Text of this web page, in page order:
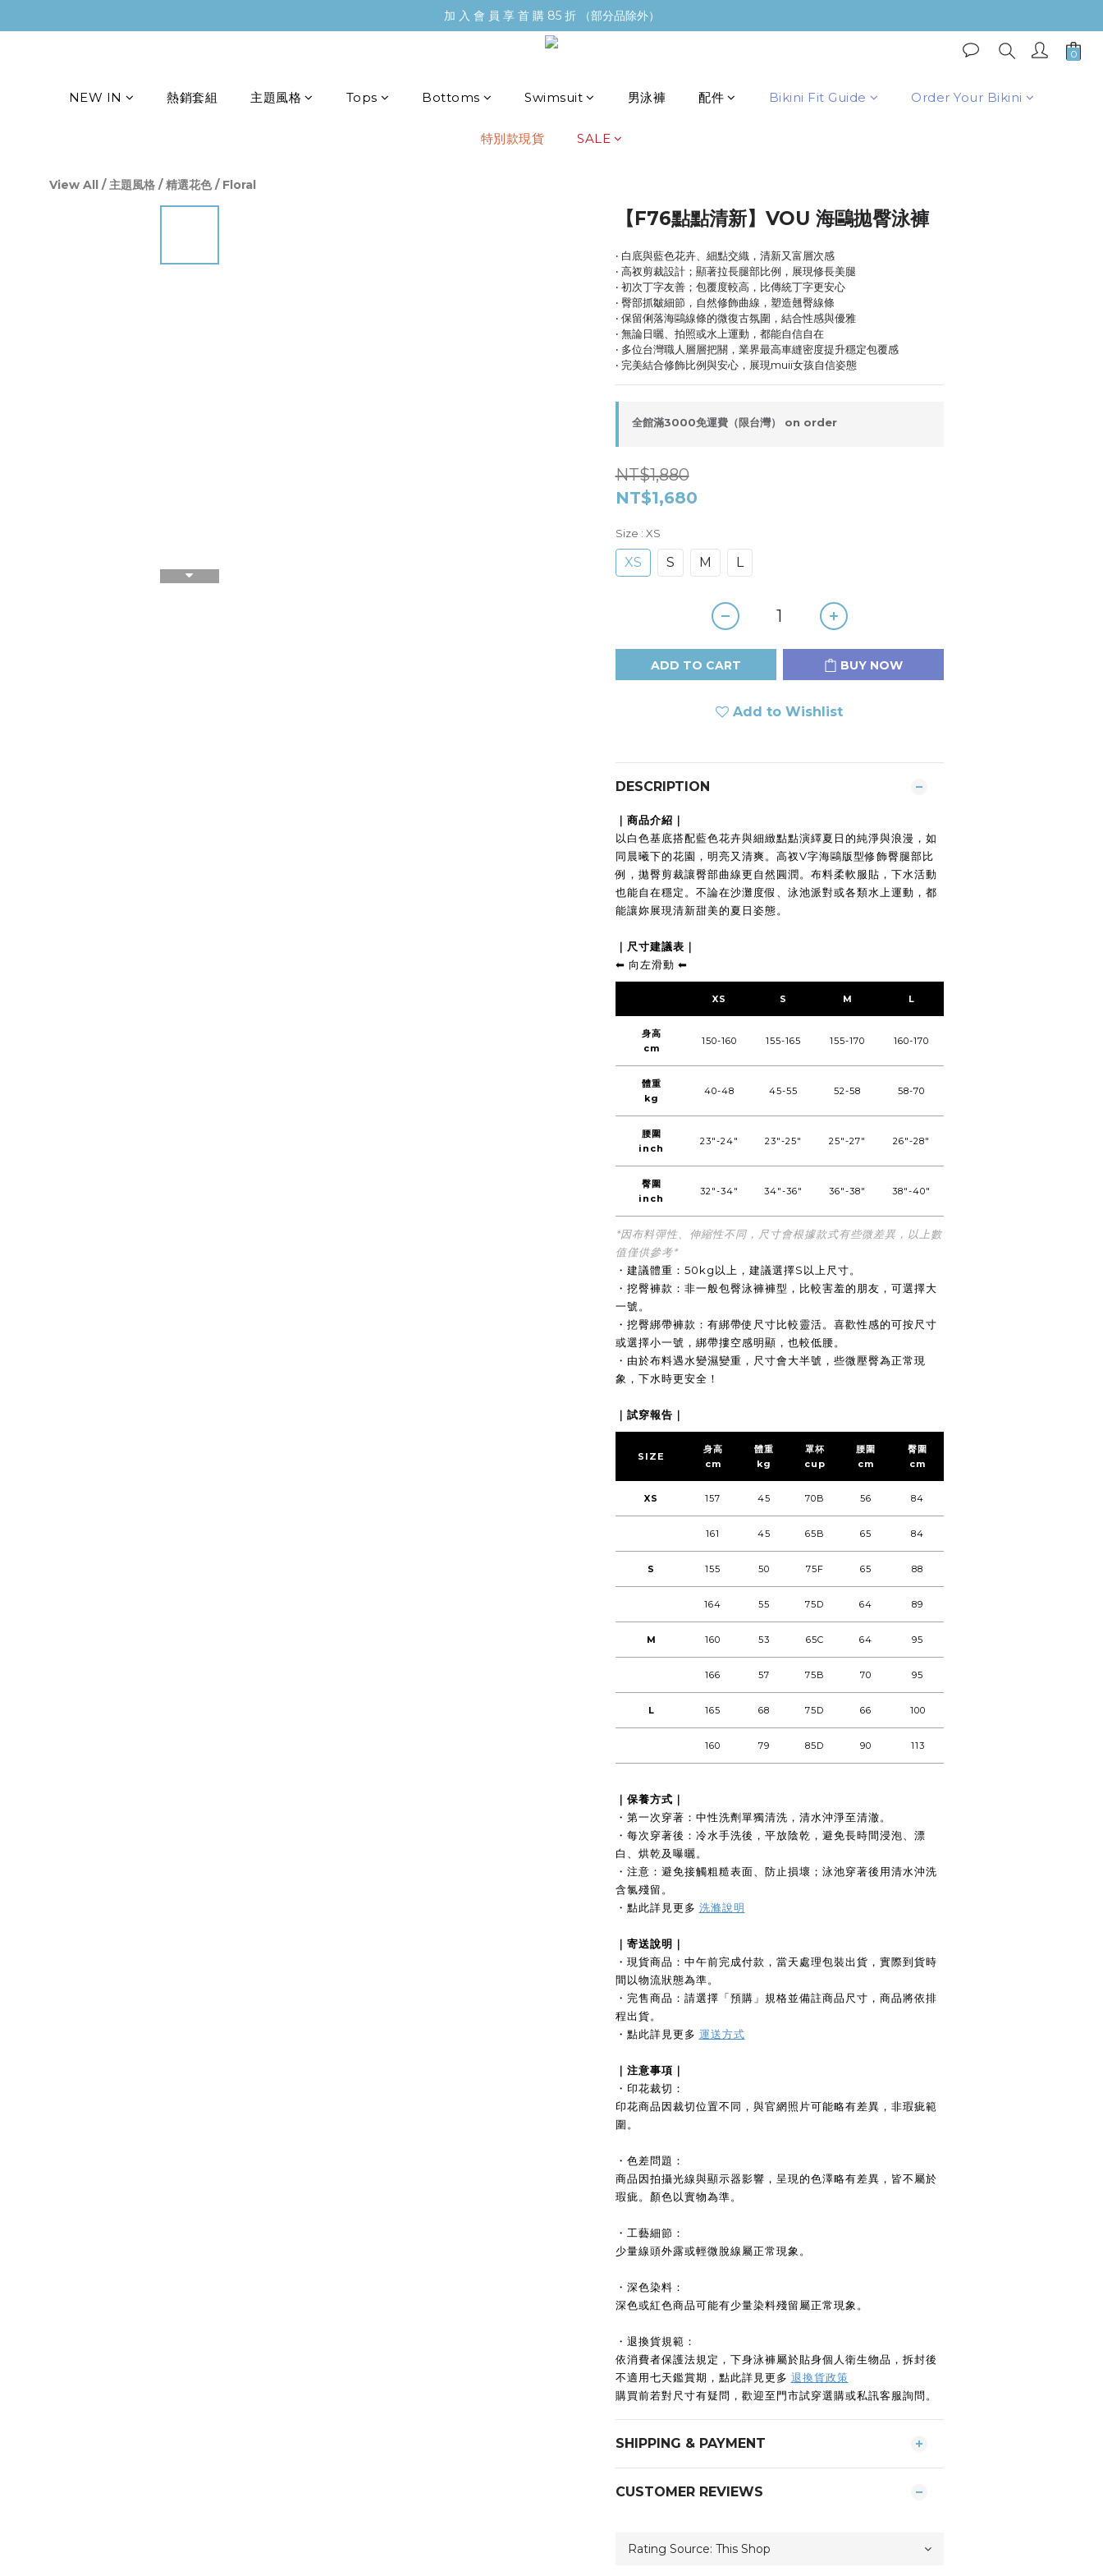
加 入 會 員 享 首 購 85 折 （部分品除外）
NEW IN 熱銷套組 主題風格 Tops Bottoms Swimsuit 男泳褲 配件 Bikini Fit Guide Order Your Bikini
特別款現貨 SALE
View All /主題風格 /精選花色/ Floral
【F76點點清新】VOU 海鷗拋臀泳褲
‧ 白底與藍色花卉、細點交織，清新又富層次感
‧ 高衩剪裁設計；顯著拉長腿部比例，展現修長美腿
‧ 初次丁字友善；包覆度較高，比傳統丁字更安心
‧ 臀部抓皺細節，自然修飾曲線，塑造翹臀線條
‧ 保留俐落海鷗線條的微復古氛圍，結合性感與優雅
‧ 無論日曬、拍照或水上運動，都能自信自在
‧ 多位台灣職人層層把關，業界最高車縫密度提升穩定包覆感
‧ 完美結合修飾比例與安心，展現muii女孩自信姿態
全館滿3000免運費（限台灣） on order
NT$1,880
NT$1,680
Size : XS
XS S M L
ADD TO CART BUY NOW
Add to Wishlist
DESCRIPTION
｜商品介紹｜
以白色基底搭配藍色花卉與細緻點點演繹夏日的純淨與浪漫，如
同晨曦下的花園，明亮又清爽。高衩V字海鷗版型修飾臀腿部比
例，拋臀剪裁讓臀部曲線更自然圓潤。布料柔軟服貼，下水活動
也能自在穩定。不論在沙灘度假、泳池派對或各類水上運動，都
能讓妳展現清新甜美的夏日姿態。
｜尺寸建議表｜
⬅︎ 向左滑動 ⬅︎
XS S M L
身高
cm
150-160 155-165 155-170 160-170
體重
kg
40-48 45-55 52-58 58-70
腰圍
inch
23"-24" 23"-25" 25"-27" 26"-28"
臀圍
inch
32"-34" 34"-36" 36"-38" 38"-40"
*因布料彈性、伸縮性不同，尺寸會根據款式有些微差異，以上數
值僅供參考*
・建議體重：50kg以上，建議選擇S以上尺寸。
・挖臀褲款：非一般包臀泳褲褲型，比較害羞的朋友，可選擇大
一號。
・挖臀綁帶褲款：有綁帶使尺寸比較靈活。喜歡性感的可按尺寸
或選擇小一號，綁帶摟空感明顯，也較低腰。
・由於布料遇水變濕變重，尺寸會大半號，些微壓臀為正常現
象，下水時更安全！
｜試穿報告｜
SIZE
身高
cm
體重
kg
罩杯
cup
腰圍
cm
臀圍
cm
XS 157 45 70B 56 84
161 45 65B 65 84
S 155 50 75F 65 88
164 55 75D 64 89
M 160 53 65C 64 95
166 57 75B 70 95
L 165 68 75D 66 100
160 79 85D 90 113
｜保養方式｜
・第一次穿著：中性洗劑單獨清洗，清水沖淨至清澈。
・每次穿著後：冷水手洗後，平放陰乾，避免長時間浸泡、漂
白、烘乾及曝曬。
・注意：避免接觸粗糙表面、防止損壞；泳池穿著後用清水沖洗
含氯殘留。
・點此詳見更多 洗滌說明
｜寄送說明｜
・現貨商品：中午前完成付款，當天處理包裝出貨，實際到貨時
間以物流狀態為準。
・完售商品：請選擇「預購」規格並備註商品尺寸，商品將依排
程出貨。
・點此詳見更多 運送方式
｜注意事項｜
・印花裁切：
印花商品因裁切位置不同，與官網照片可能略有差異，非瑕疵範
圍。
・色差問題：
商品因拍攝光線與顯示器影響，呈現的色澤略有差異，皆不屬於
瑕疵。顏色以實物為準。
・工藝細節：
少量線頭外露或輕微脫線屬正常現象。
・深色染料：
深色或紅色商品可能有少量染料殘留屬正常現象。
・退換貨規範：
依消費者保護法規定，下身泳褲屬於貼身個人衛生物品，拆封後
不適用七天鑑賞期，點此詳見更多 退換貨政策
購買前若對尺寸有疑問，歡迎至門市試穿選購或私訊客服詢問。
SHIPPING & PAYMENT
CUSTOMER REVIEWS
BUY NOW